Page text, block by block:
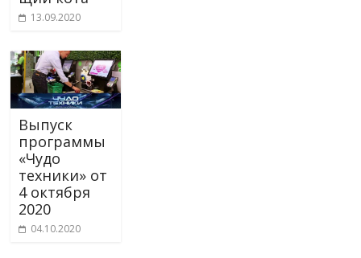
13.09.2020
Выпуск
программы
«Чудо
техники» от
4 октября
2020
04.10.2020